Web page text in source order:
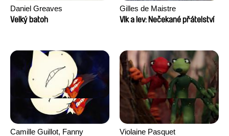
Daniel Greaves
Velký batoh
Gilles de Maistre
Vlk a lev: Nečekané přátelství
Camille Guillot, Fanny
Violaine Pasquet